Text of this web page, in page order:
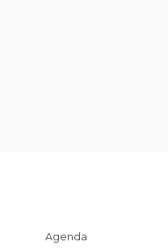
Agenda